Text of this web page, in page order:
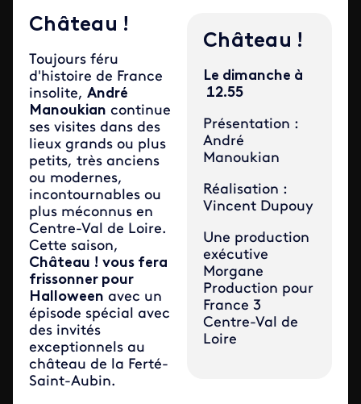
Château !
Toujours féru
d'histoire de France
insolite, André
Manoukian continue
ses visites dans des
lieux grands ou plus
petits, très anciens
ou modernes,
incontournables ou
plus méconnus en
Centre-Val de Loire.
Cette saison,
Château ! vous fera
frissonner pour
Halloween avec un
épisode spécial avec
des invités
exceptionnels au
château de la Ferté-
Saint-Aubin.
Château !
Le dimanche à
12.55
Présentation :
André
Manoukian
Réalisation :
Vincent Dupouy
Une production
exécutive
Morgane
Production pour
France 3
Centre-Val de
Loire